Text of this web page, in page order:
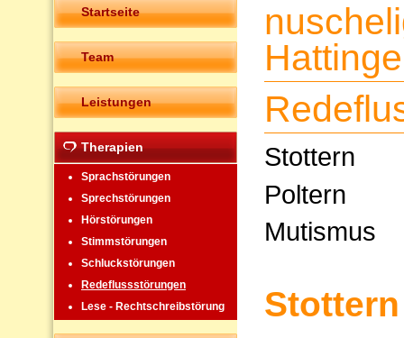
Startseite
Team
Leistungen
Therapien
Sprachstörungen
Sprechstörungen
Hörstörungen
Stimmstörungen
Schluckstörungen
Redeflussstörungen
Lese - Rechtschreibstörung
Stottern
Poltern
Mutismus
Stottern